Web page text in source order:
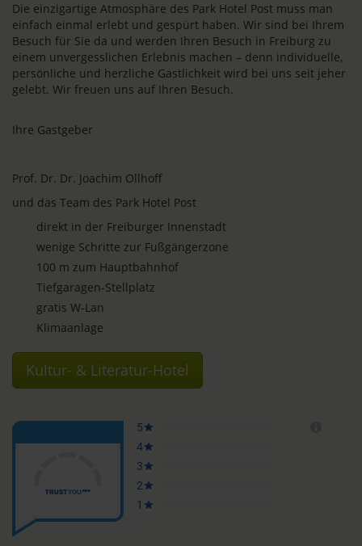
Die einzigartige Atmosphäre des Park Hotel Post muss man
einfach einmal erlebt und gespürt haben. Wir sind bei Ihrem
Besuch für Sie da und werden Ihren Besuch in Freiburg zu
einem unvergesslichen Erlebnis machen – denn individuelle,
persönliche und herzliche Gastlichkeit wird bei uns seit jeher
gelebt. Wir freuen uns auf Ihren Besuch.
Ihre Gastgeber
Prof. Dr. Dr. Joachim Ollhoff
und das Team des Park Hotel Post
direkt in der Freiburger Innenstadt
wenige Schritte zur Fußgängerzone
100 m zum Hauptbahnhof
Tiefgaragen-Stellplatz
gratis W-Lan
Klimaanlage
Kultur- & Literatur-Hotel